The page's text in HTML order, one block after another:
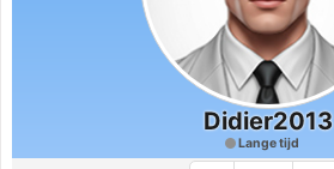
Didier2013
Lange tijd